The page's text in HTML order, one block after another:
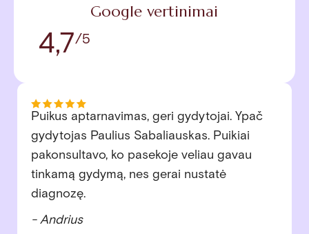
Google vertinimai
4,7/5
Jau daugelį metų lankomės šioje klinikoje ir
visada sugrįžtame dėl nuostabios vaikų
gydytojos Eglės. Su pirmuoju vaiku teko
spręsti nemažai dantukų problemų –
gydytoja Eglė viską išsamiai paaiškino,
švelniai ir profesionaliai atliko visus